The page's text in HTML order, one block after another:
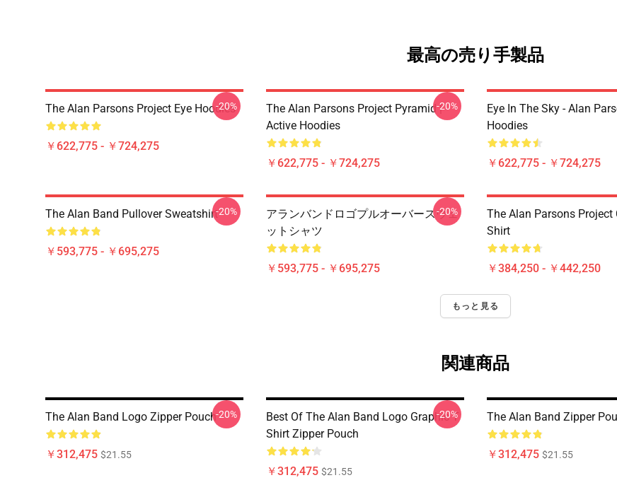
最高の売り手製品
The Alan Parsons Project Eye Hoodies
￥622,775 - ￥724,275
-20%
The Alan Parsons Project Pyramid |
Active Hoodies
￥622,775 - ￥724,275
-20%
Eye In The Sky - Alan
Hoodies
￥622,775 - ￥724,275
The Alan Band Pullover Sweatshirt
￥593,775 - ￥695,275
-20%
アランバンドロゴプルオーバースウェ
ットシャツ
￥593,775 - ￥695,275
-20%
The Alan Parsons Project
Shirt
￥384,250 - ￥442,250
もっと見る
関連商品
The Alan Band Logo Zipper Pouch
￥312,475 $21.55
-20%
Best Of The Alan Band Logo Graphic T
Shirt Zipper Pouch
￥312,475 $21.55
-20% The Alan Band Zipper
￥312,475 $21.55